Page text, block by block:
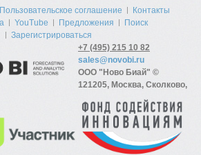
Пользовательское соглашение
Контакты
YouTube Предложения
Поиск
Зарегистрироваться
+7 (495) 215 10 82
sales@novobi.ru
ООО "Ново Биай" ©
121205, Москва, Сколково,